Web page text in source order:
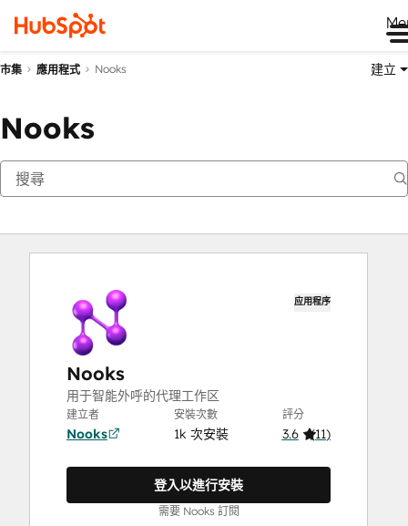
市集 應用程式 Nooks 建立
Nooks
应用程序
Nooks
用于智能外呼的代理工作区
建立者
Nooks
安裝次數
1k 次安裝
評分
3.6 (11)
登入以進行安裝
需要 Nooks 訂閱